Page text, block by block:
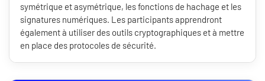
symétrique et asymétrique, les fonctions de hachage et les
signatures numériques. Les participants apprendront
également à utiliser des outils cryptographiques et à mettre
en place des protocoles de sécurité.